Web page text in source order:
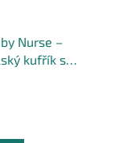
Nurse –
kufřík s